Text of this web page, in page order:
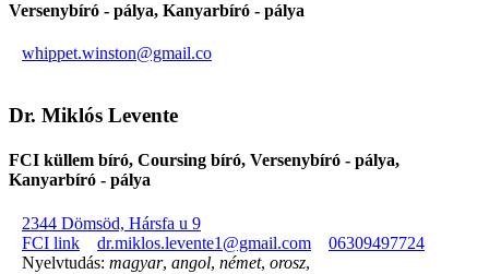
Versenybíró - pálya, Kanyarbíró - pálya
whippet.winston@gmail.co
Dr. Miklós Levente
FCI küllem bíró, Coursing bíró, Versenybíró - pálya,
Kanyarbíró - pálya
2344 Dömsöd, Hársfa u 9
FCI link
dr.miklos.levente1@gmail.com
06309497724
Nyelvtudás: magyar, angol, német, orosz,